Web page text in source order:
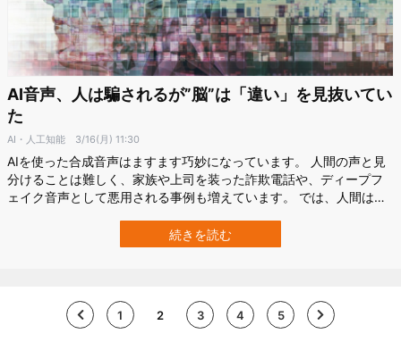
AI音声、人は騙されるが”脳”は「違い」を見抜いてい
た
AI・人工知能 3/16(月) 11:30
AIを使った合成音声はますます巧妙になっています。 人間の声と見
分けることは難しく、家族や上司を装った詐欺電話や、ディープフ
ェイク音声として悪用される事例も増えています。 では、人間は本
University）の研究チームは、人がAI音声と人間の声を区別できるの
かを、行動実験と脳波測定の両方で調べました。 その結果、人の判
続きを読む
1 2 3 4 5